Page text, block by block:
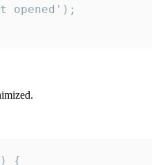
opened');
{